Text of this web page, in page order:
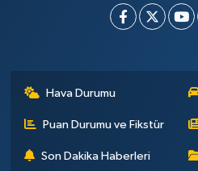
Hava Durumu
Puan Durumu ve Fikstür
Son Dakika Haberleri